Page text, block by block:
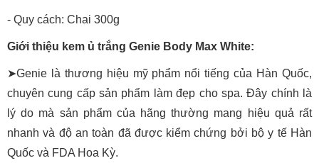
- Quy cách: Chai 300g
Giới thiệu kem ủ trắng Genie Body Max White:
➤Genie là thương hiệu mỹ phẩm nổi tiếng của Hàn Quốc,
chuyên cung cấp sản phẩm làm đẹp cho spa. Đây chính là
lý do mà sản phẩm của hãng thường mang hiệu quả rất
nhanh và độ an toàn đã được kiểm chứng bởi bộ y tế Hàn
Quốc và FDA Hoa Kỳ.